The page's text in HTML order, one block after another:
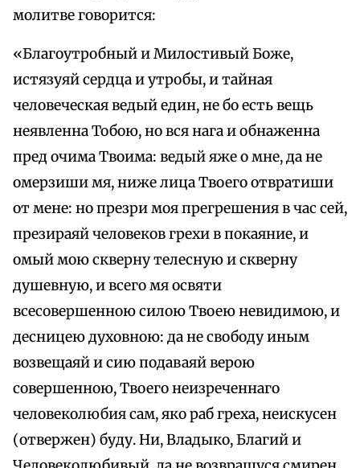
молитве говорится:
«Благоутробный и Милостивый Боже,
истязуяй сердца и утробы, и тайная
человеческая ведый един, не бо есть вещь
неявленна Тобою, но вся нага и обнаженна
пред очима Твоима: ведый яже о мне, да не
омерзиши мя, ниже лица Твоего отвратиши
от мене: но презри моя прегрешения в час сей,
презираяй человеков грехи в покаяние, и
омый мою скверну телесную и скверну
душевную, и всего мя освяти
всесовершенною силою Твоею невидимою, и
десницею духовною: да не свободу иным
возвещаяй и сию подаваяй верою
совершенною, Твоего неизреченнаго
человеколюбия сам, яко раб греха, неискусен
(отвержен) буду. Ни, Владыко, Благий и